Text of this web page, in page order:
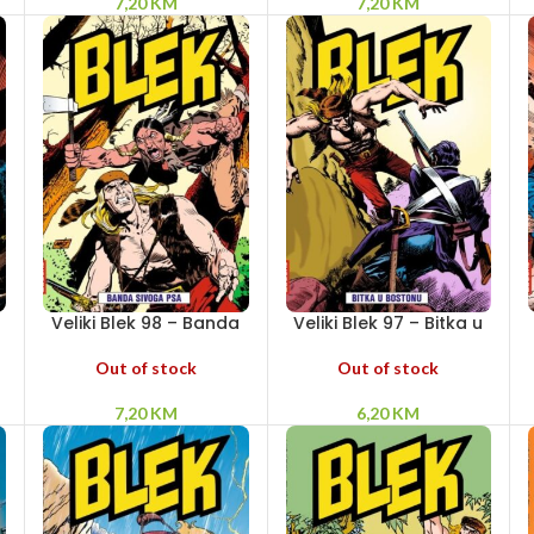
Veliki Blek 98 – Banda
Out of stock
7,20KM
Veliki Blek 97 – Bitka u
Out of stock
6,20KM